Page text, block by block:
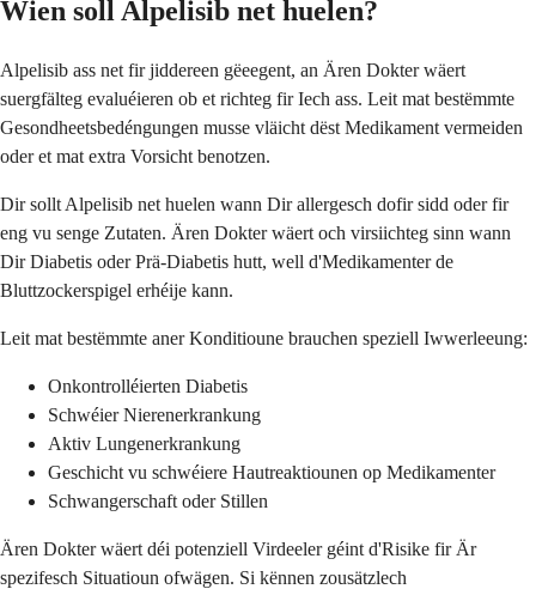
Wien soll Alpelisib net huelen?
Alpelisib ass net fir jiddereen gëeegent, an Ären Dokter wäert
suergfälteg evaluéieren ob et richteg fir Iech ass. Leit mat bestëmmte
Gesondheetsbedéngungen musse vläicht dëst Medikament vermeiden
oder et mat extra Vorsicht benotzen.
Dir sollt Alpelisib net huelen wann Dir allergesch dofir sidd oder fir
eng vu senge Zutaten. Ären Dokter wäert och virsiichteg sinn wann
Dir Diabetis oder Prä-Diabetis hutt, well d'Medikamenter de
Bluttzockerspigel erhéije kann.
Leit mat bestëmmte aner Konditioune brauchen speziell Iwwerleeung:
Onkontrolléierten Diabetis
Schwéier Nierenerkrankung
Aktiv Lungenerkrankung
Geschicht vu schwéiere Hautreaktiounen op Medikamenter
Schwangerschaft oder Stillen
Ären Dokter wäert déi potenziell Virdeeler géint d'Risike fir Är
spezifesch Situatioun ofwägen. Si kënnen zousätzlech